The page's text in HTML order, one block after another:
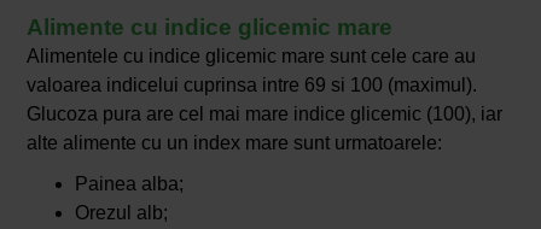
Alimente cu indice glicemic mare
Alimentele cu indice glicemic mare sunt cele care au
valoarea indicelui cuprinsa intre 69 si 100 (maximul).
Glucoza pura are cel mai mare indice glicemic (100), iar
alte alimente cu un index mare sunt urmatoarele:
Painea alba;
Orezul alb;